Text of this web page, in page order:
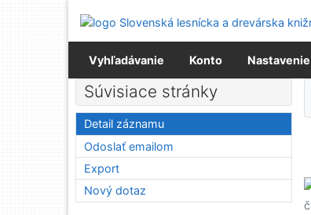
Prejsť na menu
Prehlásenie o webovej prístupnosti
Vyhľadávanie Konto
Súvisiace stránky
Detail záznamu
Odoslať emailom
Export
Nový dotaz